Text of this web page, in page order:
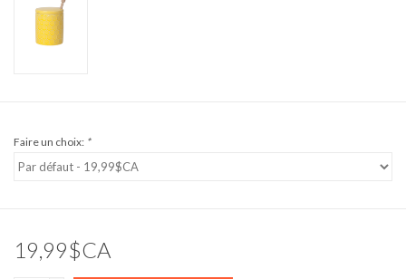
Faire un choix: *
19,99$CA